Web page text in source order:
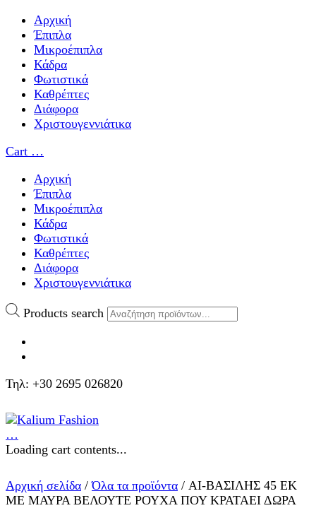
Αρχική
Έπιπλα
Μικροέπιπλα
Κάδρα
Φωτιστικά
Καθρέπτες
Διάφορα
Χριστουγεννιάτικα
Cart …
Αρχική
Έπιπλα
Μικροέπιπλα
Κάδρα
Φωτιστικά
Καθρέπτες
Διάφορα
Χριστουγεννιάτικα
Products search
Τηλ: +30 2695 026820
…
Loading cart contents...
Αρχική σελίδα /Όλα τα προϊόντα / ΑΙ-ΒΑΣΙΛΗΣ 45 ΕΚ
ΜΕ ΜΑΥΡΑ ΒΕΛΟΥΤΕ ΡΟΥΧΑ ΠΟΥ ΚΡΑΤΑΕΙ ΔΩΡΑ